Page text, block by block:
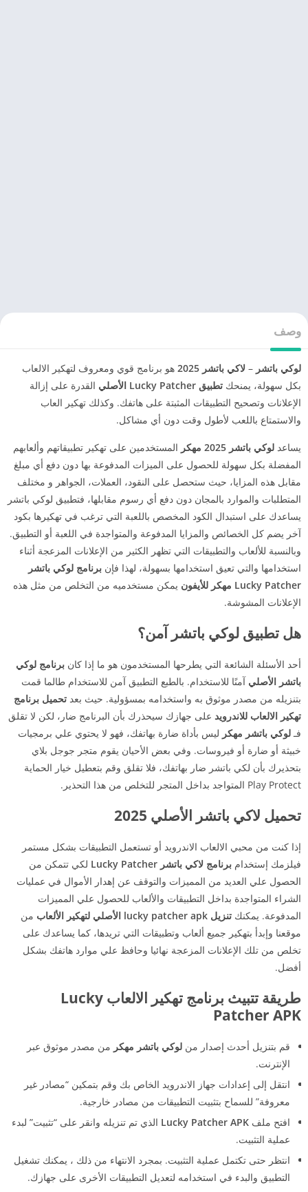
وصف
لوكي باتشر – لاكي باتشر 2025
هو برنامج قوي ومعروف لتهكير الالعاب
بكل سهولة، يمنحك تطبيق Lucky Patcher الأصلي
القدرة على إزالة
الإعلانات وتصحيح التطبيقات المثبتة على هاتفك. وكذلك تهكير العاب
والاستمتاع باللعب لأطول وقت دون أي مشاكل.
يساعد لوكي باتشر 2025 مهكر
المستخدمين على تهكير تطبيقاتهم وألعابهم
المفضلة بكل سهولة للحصول على الميزات المدفوعة بها دون دفع أي مبلغ
مقابل هذه المزايا، حيث ستحصل على النقود، العملات، الجواهر و مختلف
المتطلبات والموارد بالمجان دون دفع أي رسوم مقابلها، فتطبيق لوكي باتشر
يساعدك على استبدال الكود المخصص باللعبة التي ترغب في تهكيرها بكود
آخر يضم كل الخصائص والمزايا المدفوعة والمتواجدة في اللعبة أو التطبيق.
وبالنسبة للألعاب والتطبيقات التي تظهر الكثير من الإعلانات المزعجة أثناء
استخدامها والتي تعيق استخدامها بسهولة، لهذا فإن برنامج لوكي باتشر
Lucky Patcher مهكر للأيفون
يمكن مستخدميه من التخلص من مثل هذه
الإعلانات المشوشة.
هل تطبيق لوكي باتشر آمن؟
أحد الأسئلة الشائعة التي يطرحها المستخدمون هو ما إذا كان برنامج لوكي
باتشر الأصلي آمنًا للاستخدام. بالطبع التطبيق آمن للاستخدام طالما قمت
بتنزيله من مصدر موثوق به واستخدامه بمسؤولية. حيث بعد تحميل برنامج
تهكير الالعاب للاندرويد على جهازك سيحذرك بأن البرنامج ضار، لكن لا تقلق
فـ لوكي باتشر مهكر ليس بأداة ضارة بهاتفك، فهو لا يحتوي علي برمجيات
خبيثة أو ضارة أو فيروسات. وفي بعض الأحيان يقوم متجر جوجل بلاي
بتحذيرك بأن لكي باتشر ضار بهاتفك، فلا تقلق وقم بتعطيل خيار الحماية
Play Protect المتواجد بداخل المتجر للتخلص من هذا التحذير.
تحميل لاكي باتشر الأصلي 2025
إذا كنت من محبي الالعاب الاندرويد أو تستعمل التطبيقات بشكل مستمر
فيلزمك إستخدام برنامج لاكي باتشر Lucky Patcher
لكي تتمكن من
الحصول علي العديد من المميزات والتوقف عن إهدار الأموال في عمليات
الشراء المتواجدة بداخل التطبيقات والألعاب للحصول علي المميزات
المدفوعة. يمكنك تنزيل lucky patcher apk الأصلي لتهكير الألعاب
من
موقعنا وإبدأ بتهكير جميع ألعاب وتطبيقات التي تريدها، كما يساعدك على
تخلص من تلك الإعلانات المزعجة نهائيا وحافظ علي موارد هاتفك بشكل
أفضل.
طريقة تتبيث برنامج تهكير الالعاب Lucky
Patcher APK
قم بتنزيل أحدث إصدار من لوكي باتشر مهكر من مصدر موثوق عبر
الإنترنت.
انتقل إلى إعدادات جهاز الاندرويد الخاص بك وقم بتمكين “مصادر غير
معروفة” للسماح بتثبيت التطبيقات من مصادر خارجية.
افتح ملف Lucky Patcher APK الذي تم تنزيله وانقر على “تثبيت” لبدء
عملية التثبيت.
انتظر حتى تكتمل عملية التثبيت. بمجرد الانتهاء من ذلك ، يمكنك تشغيل
التطبيق والبدء في استخدامه لتعديل التطبيقات الأخرى على جهازك.